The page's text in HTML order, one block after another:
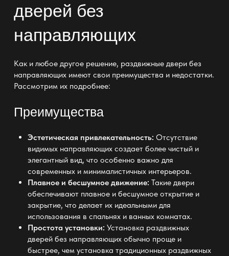
дверей без
направляющих
Как и любое другое решение, раздвижные двери без
направляющих имеют свои преимущества и недостатки.
Рассмотрим их подробнее:
Преимущества
Эстетическая привлекательность: Отсутствие
видимых направляющих создает более чистый и
элегантный вид, что особенно важно для
современных и минималистичных интерьеров.
Плавное и бесшумное движение: Такие двери
обеспечивают плавное и бесшумное открытие и
закрытие, что делает их идеальными для
использования в спальнях и ванных комнатах.
Простота установки: Установка раздвижных
дверей без направляющих обычно проще и
быстрее, чем установка традиционных раздвижных